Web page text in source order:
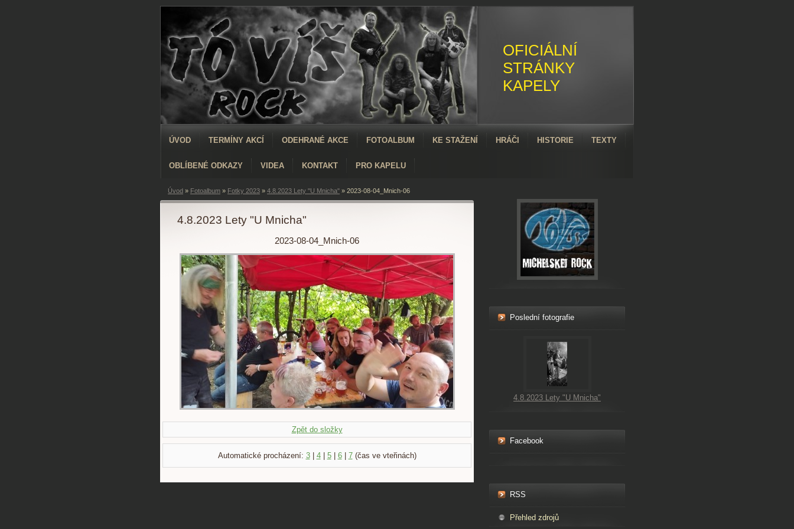
OFICIÁLNÍ
STRÁNKY
KAPELY
ÚVOD TERMÍNY AKCÍ ODEHRANÉ AKCE FOTOALBUM KE STAŽENÍ HRÁČI HISTORIE TEXTY
OBLÍBENÉ ODKAZY VIDEA KONTAKT PRO KAPELU
Úvod » Fotoalbum » Fotky 2023 » 4.8.2023 Lety "U Mnicha" » 2023-08-04_Mnich-06
4.8.2023 Lety "U Mnicha"
2023-08-04_Mnich-06
Zpět do složky
Automatické procházení: 3| 4| 5| 6| 7(čas ve vteřinách)
Poslední fotografie
4.8.2023 Lety "U Mnicha"
Facebook
RSS
Přehled zdrojů